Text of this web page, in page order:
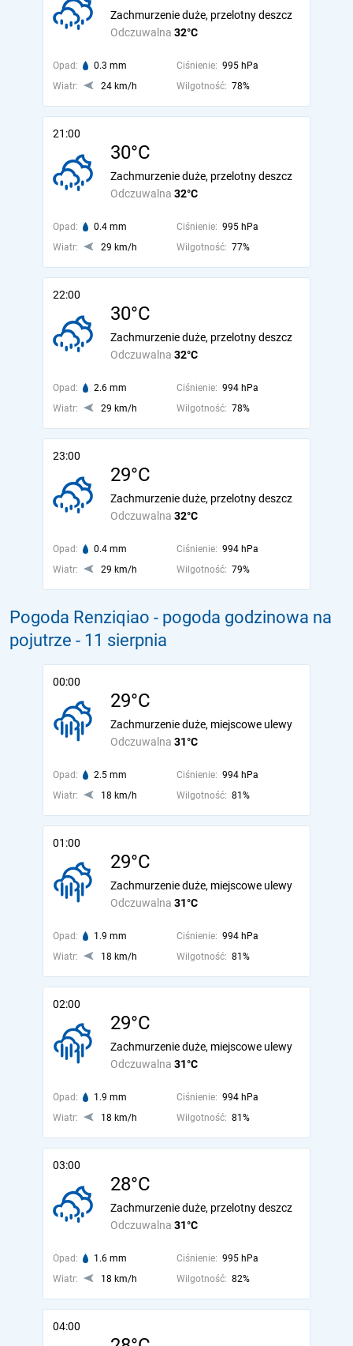
Odczuwalna 32°C
Zachmurzenie duże, przelotny deszcz
Opad: 0.3 mm Ciśnienie: 995 hPa
Wiatr:
24 km/h Wilgotność: 78%
21:00
30°C
Odczuwalna 32°C
Zachmurzenie duże, przelotny deszcz
Opad: 0.4 mm Ciśnienie: 995 hPa
Wiatr:
29 km/h Wilgotność: 77%
22:00
30°C
Odczuwalna 32°C
Zachmurzenie duże, przelotny deszcz
Opad: 2.6 mm Ciśnienie: 994 hPa
Wiatr:
29 km/h Wilgotność: 78%
23:00
29°C
Odczuwalna 32°C
Zachmurzenie duże, przelotny deszcz
Opad: 0.4 mm Ciśnienie: 994 hPa
Wiatr:
29 km/h Wilgotność: 79%
Pogoda Renziqiao - pogoda godzinowa na
pojutrze - 11 sierpnia
00:00
29°C
Odczuwalna 31°C
Zachmurzenie duże, miejscowe ulewy
Opad: 2.5 mm Ciśnienie: 994 hPa
Wiatr:
18 km/h Wilgotność: 81%
01:00
29°C
Odczuwalna 31°C
Zachmurzenie duże, miejscowe ulewy
Opad: 1.9 mm Ciśnienie: 994 hPa
Wiatr:
18 km/h Wilgotność: 81%
02:00
29°C
Odczuwalna 31°C
Zachmurzenie duże, miejscowe ulewy
Opad: 1.9 mm Ciśnienie: 994 hPa
Wiatr:
18 km/h Wilgotność: 81%
03:00
28°C
Odczuwalna 31°C
Zachmurzenie duże, przelotny deszcz
Opad: 1.6 mm Ciśnienie: 995 hPa
Wiatr:
18 km/h Wilgotność: 82%
04:00